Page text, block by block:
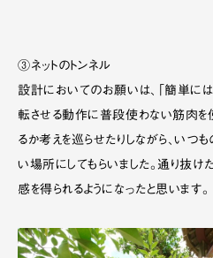
③ネットのトンネル
設計においてのお願いは、「簡単には
転させる動作に普段使わない筋肉を
るか考えを巡らせたりしながら、いつ
い場所にしてもらいました。通り抜け
感を得られるようになったと思います。